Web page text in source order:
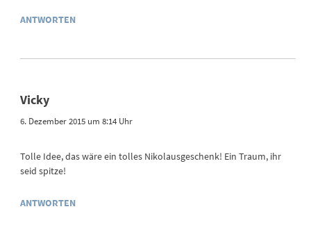
ANTWORTEN
Vicky
6. Dezember 2015 um 8:14 Uhr
Tolle Idee, das wäre ein tolles Nikolausgeschenk! Ein Traum, ihr
seid spitze!
ANTWORTEN